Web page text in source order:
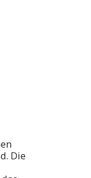
Die